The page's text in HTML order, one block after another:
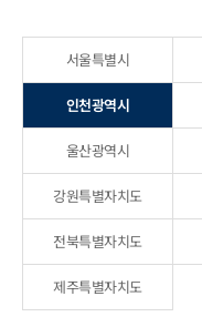
시도소개
시도 보도자료
서울특별시
인천광역시
울산광역시
강원특별자치도
전북특별자치도
제주특별자치도